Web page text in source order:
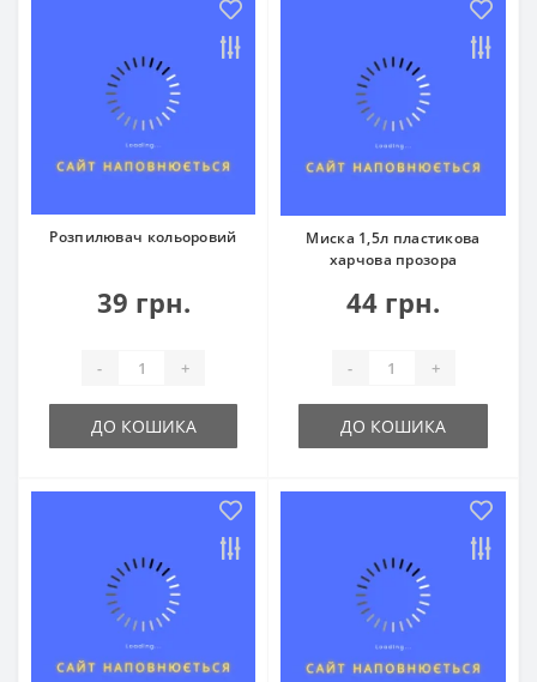
Розпилювач кольоровий
39 грн.
- +
ДО КОШИКА
Миска 1,5л пластикова
харчова прозора
44 грн.
- +
ДО КОШИКА